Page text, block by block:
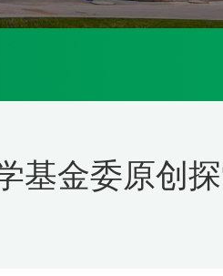
基金委原创探